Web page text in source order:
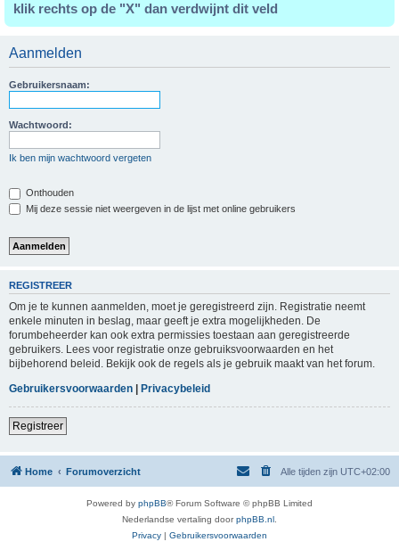
klik rechts op de "X" dan verdwijnt dit veld
Aanmelden
Gebruikersnaam:
Wachtwoord:
Ik ben mijn wachtwoord vergeten
Onthouden
Mij deze sessie niet weergeven in de lijst met online gebruikers
REGISTREER
Om je te kunnen aanmelden, moet je geregistreerd zijn. Registratie neemt
enkele minuten in beslag, maar geeft je extra mogelijkheden. De
forumbeheerder kan ook extra permissies toestaan aan geregistreerde
gebruikers. Lees voor registratie onze gebruiksvoorwaarden en het
bijbehorend beleid. Bekijk ook de regels als je gebruik maakt van het forum.
Gebruikersvoorwaarden | Privacybeleid
Registreer
Home Forumoverzicht Alle tijden zijn UTC+02:00
Powered by phpBB® Forum Software © phpBB Limited
Nederlandse vertaling doorphpBB.nl
Privacy | Gebruikersvoorwaarden